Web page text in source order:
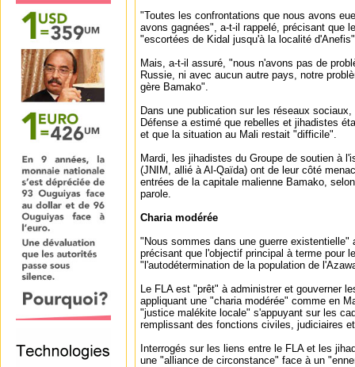
"Toutes les confrontations que nous avons
avons gagnées", a-t-il rappelé, précisant que
"escortées de Kidal jusqu'à la localité
Mais, a-t-il assuré, "nous n'avons pas de
Russie, ni avec aucun autre pays, notre
gère Bamako".
Dans une publication sur les réseaux
Défense a estimé que rebelles et jihadistes
et que la situation au Mali restait "difficile".
Mardi, les jihadistes du Groupe de soutien à
(JNIM, allié à Al-Qaïda) ont de leur côté
entrées de la capitale malienne Bamako,
parole.
Charia modérée
"Nous sommes dans une guerre existentielle"
précisant que l'objectif principal à terme pour
"l'autodétermination de la population de
Le FLA est "prêt" à administrer et gouverner
appliquant une "charia modérée" comme en
"justice malékite locale" s'appuyant sur les
remplissant des fonctions civiles, judiciaires
Interrogés sur les liens entre le FLA et les
une "alliance de circonstance" face à un